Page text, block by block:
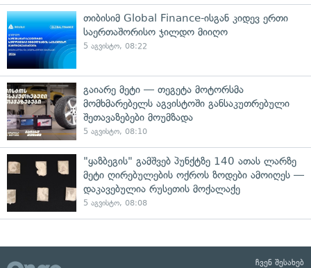
თიბისიმ Global Finance-ისგან კიდევ ერთი
საერთაშორისო ჯილდო მიიღო
5 აგვისტო, 08:22
გაიარე მეტი — თეგეტა მოტორსმა
მომხმარებელს აგვისტოში განსაკუთრებული
შეთავაზებები მოუმზადა
5 აგვისტო, 08:10
"ყაზბეგის" გამშვებ პუნქტზე 140 ათას ლარზე
მეტი ღირებულების ოქროს ზოდები ამოიღეს —
დაკავებულია რუსეთის მოქალაქე
5 აგვისტო, 08:08
ჩვენ შესახებ